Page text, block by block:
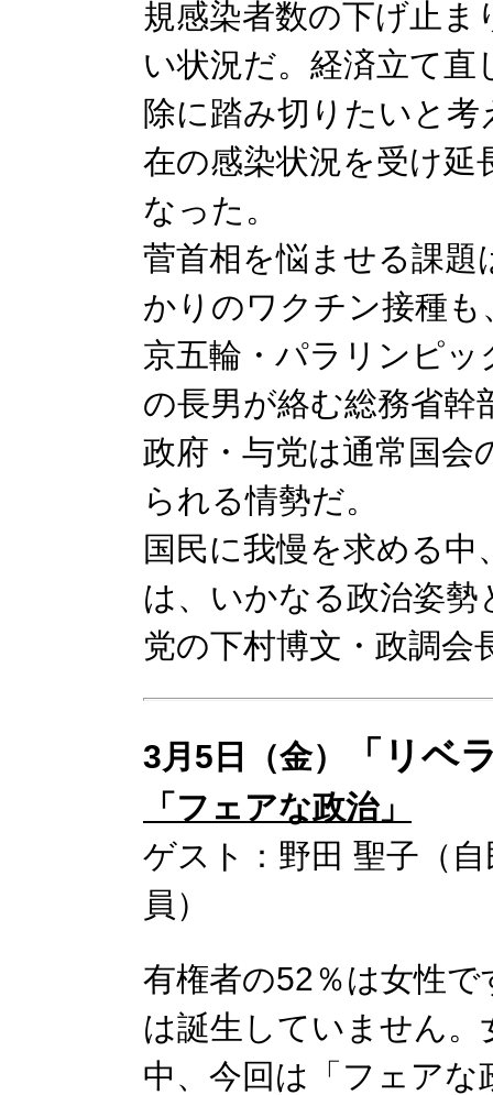
規感染者数の下げ止
い状況だ。経済立て直
除に踏み切りたいと
在の感染状況を受け
なった。
菅首相を悩ませる課
かりのワクチン接種
京五輪・パラリンピ
の長男が絡む総務省幹
政府・与党は通常国会
られる情勢だ。
国民に我慢を求める
は、いかなる政治姿
党の下村博文・政調会
3月5日（金） 「リベ
「フェアな政治」
ゲスト：野田 聖子（
員）
有権者の52％は女性
は誕生していません
中、今回は「フェアな